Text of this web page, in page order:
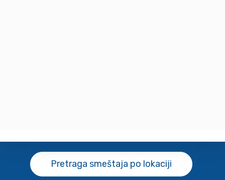
Pretraga smeštaja po lokaciji